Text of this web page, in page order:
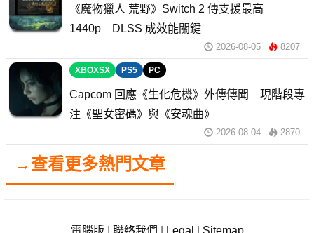
《魔物獵人 荒野》Switch 2 傳支援最高
1440p DLSS 成效能關鍵
2026-08-05 8207
XBOXSX PS5 PC
Capcom 回應《生化危機》外傳傳聞 現階段專
注《聖女密碼》與《安魂曲》
2026-08-04 2870
→查看更多熱門文章
電腦版 聯絡我們 Legal Sitemap